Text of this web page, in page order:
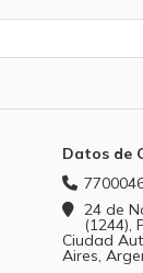
Datos de
24 de
(1244),
Ciudad
Aires,